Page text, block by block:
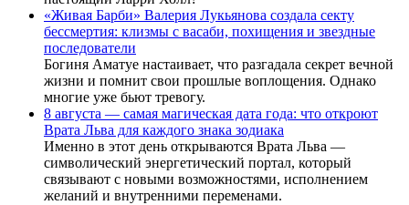
«Живая Барби» Валерия Лукьянова создала секту
бессмертия: клизмы с васаби, похищения и звездные
последователи
Богиня Аматуе настаивает, что разгадала секрет вечной
жизни и помнит свои прошлые воплощения. Однако
многие уже бьют тревогу.
8 августа — самая магическая дата года: что откроют
Врата Льва для каждого знака зодиака
Именно в этот день открываются Врата Льва —
символический энергетический портал, который
связывают с новыми возможностями, исполнением
желаний и внутренними переменами.